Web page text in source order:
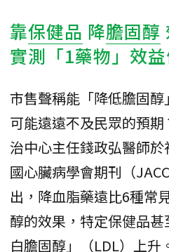
靠保健品 降膽固醇
實測「1藥物」效
市售聲稱能「降低膽固
可能遠遠不及民眾的預
治中心主任錢政弘醫師
國心臟病學會期刊（
出，降血脂藥遠比6種常
醇的效果，特定保健品
白膽固醇」（LDL）上升